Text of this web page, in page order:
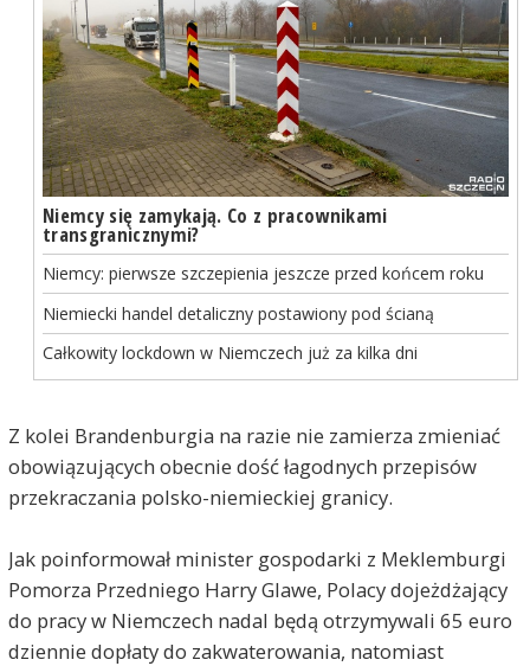
Niemcy się zamykają. Co z pracownikami
transgranicznymi?
Niemcy: pierwsze szczepienia jeszcze przed końcem roku
Niemiecki handel detaliczny postawiony pod ścianą
Całkowity lockdown w Niemczech już za kilka dni
Z kolei Brandenburgia na razie nie zamierza zmieniać
obowiązujących obecnie dość łagodnych przepisów
przekraczania polsko-niemieckiej granicy.
Jak poinformował minister gospodarki z Meklemburgi
Pomorza Przedniego Harry Glawe, Polacy dojeżdżający
do pracy w Niemczech nadal będą otrzymywali 65 euro
dziennie dopłaty do zakwaterowania, natomiast